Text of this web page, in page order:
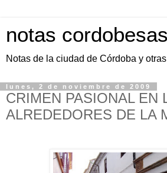
notas cordobesas
Notas de la ciudad de Córdoba y
lunes, 2 de noviembre de 2009
CRIMEN PASIONAL EN
ALREDEDORES DE LA